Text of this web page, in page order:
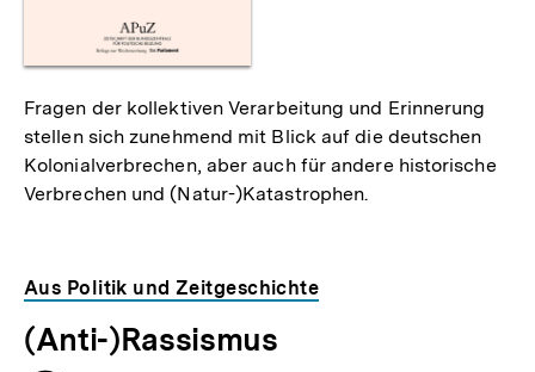
Fragen der kollektiven Verarbeitung und Erinnerung
stellen sich zunehmend mit Blick auf die deutschen
Kolonialverbrechen, aber auch für andere historische
Verbrechen und (Natur-)Katastrophen.
Aus Politik und Zeitgeschichte
(Anti-)Rassismus